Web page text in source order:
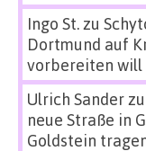
Ingo St.zu
Dortmund auf
vorbereiten will
Ulrich Sanderzu
neue Straße in
Goldstein